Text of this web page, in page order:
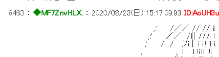
8463 ：◆MF7ZnvHLX. ：2020/08/23(日) 15:17:09.93
,:'. /／／ // // iｌ ｌ::::ｌ
,:' ／／ /l|| ///i l
,' / / ,ｿi |. i i ! l i /:ｌlンｉ
,' ; .l ｌ ｌ !iｌl !i i:/ ﾒ､ｌ